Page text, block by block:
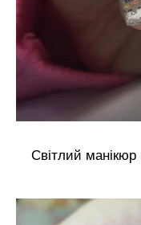
Світлий манікюр